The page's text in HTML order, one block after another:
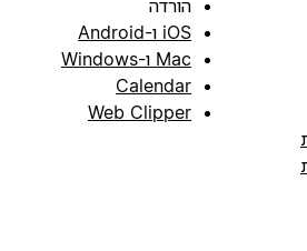
הורדה
iOS ו-Android
Mac ו-Windows
Calendar
Web Clipper